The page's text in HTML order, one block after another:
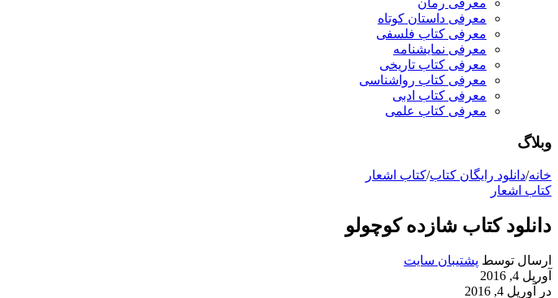
معرفی رمان
معرفی داستان کوتاه
معرفی کتاب فلسفی
معرفی نمایشنامه
معرفی کتاب تاریخی
معرفی کتاب رواشناسی
معرفی کتاب ادبی
معرفی کتاب علمی
وبلاگ
خانه/دانلود رایگان کتاب/کتاب اشعار
کتاب اشعار
دانلود کتاب شازده کوچولو
ارسال توسط پشتیبان سایت
آوریل 4, 2016
در آوریل 4, 2016